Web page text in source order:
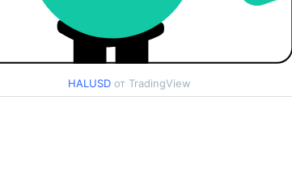
HALUSD от TradingView